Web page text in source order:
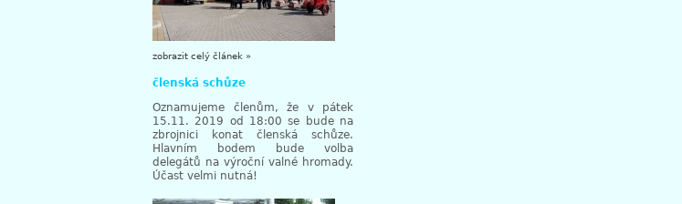
zobrazit celý článek »
členská schůze
Oznamujeme členům, že v pátek
15.11. 2019 od 18:00 se bude na
zbrojnici konat členská schůze.
Hlavním bodem bude volba
delegátů na výroční valné hromady.
Účast velmi nutná!